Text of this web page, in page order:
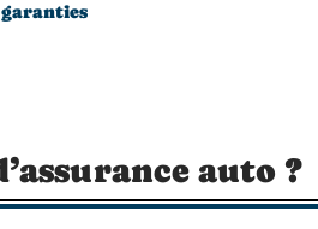
garanties
auto ?